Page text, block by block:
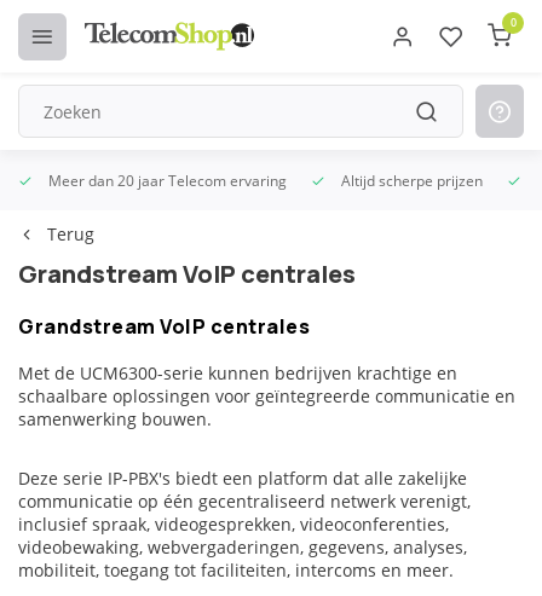
0
Meer dan 20 jaar Telecom ervaring Altijd scherpe prijzen
Terug
Grandstream VoIP centrales
Grandstream VoIP centrales
Met de UCM6300-serie kunnen bedrijven krachtige en
schaalbare oplossingen voor geïntegreerde communicatie en
samenwerking bouwen.
Deze serie IP-PBX's biedt een platform dat alle zakelijke
communicatie op één gecentraliseerd netwerk verenigt,
inclusief spraak, videogesprekken, videoconferenties,
videobewaking, webvergaderingen, gegevens, analyses,
mobiliteit, toegang tot faciliteiten, intercoms en meer.